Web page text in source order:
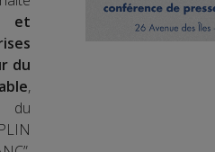
et
du
,
du